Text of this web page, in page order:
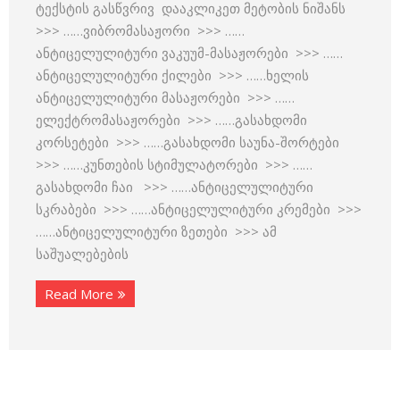
ტექსტის გასწვრივ დააკლიკეთ მეტობის ნიშანს
>>> ……ვიბრომასაჟორი >>> ……
ანტიცელულიტური ვაკუუმ-მასაჟორები >>> ……
ანტიცელულიტური ქილები >>> ……ხელის
ანტიცელულიტური მასაჟორები >>> ……
ელექტრომასაჟორები >>> ……გასახდომი
კორსეტები >>> ……გასახდომი საუნა-შორტები
>>> ……კუნთების სტიმულატორები >>> ……
გასახდომი ჩაი >>> ……ანტიცელულიტური
სკრაბები >>> ……ანტიცელულიტური კრემები >>>
……ანტიცელულიტური ზეთები >>> ამ
საშუალებების
Read More